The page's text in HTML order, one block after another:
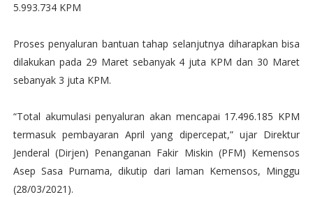
5.993.734 KPM
Proses penyaluran bantuan tahap selanjutnya diharapkan bisa
dilakukan pada 29 Maret sebanyak 4 juta KPM dan 30 Maret
sebanyak 3 juta KPM.
“Total akumulasi penyaluran akan mencapai 17.496.185 KPM
termasuk pembayaran April yang dipercepat,” ujar Direktur
Jenderal (Dirjen) Penanganan Fakir Miskin (PFM) Kemensos
Asep Sasa Purnama, dikutip dari laman Kemensos, Minggu
(28/03/2021).